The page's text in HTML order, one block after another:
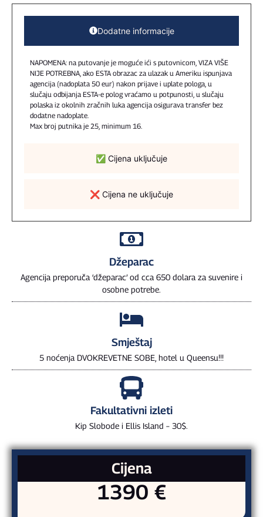
Dodatne informacije
✅ Cijena uključuje
❌ Cijena ne uključuje
NAPOMENA: na putovanje je moguće ići s putovnicom, VIZA VIŠE
NIJE POTREBNA, ako ESTA obrazac za ulazak u Ameriku ispunjava
agencija (nadoplata 50 eur) nakon prijave i uplate pologa, u
slučaju odbijanja ESTA-e polog vraćamo u potpunosti, u slučaju
polaska iz okolnih zračnih luka agencija osigurava transfer bez
dodatne nadoplate.
Max broj putnika je 25, minimum 16.
Džeparac
Agencija preporuča ‘džeparac’ od cca 650 dolara za suvenire i
osobne potrebe.
Smještaj
5 noćenja DVOKREVETNE SOBE, hotel u Queensu!!!
Fakultativni izleti
Kip Slobode i Ellis Island – 30$.
Cijena
1390 €